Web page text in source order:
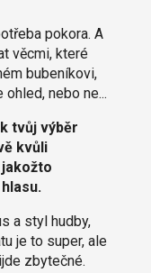
pokora. A
věcmi, které
bubeníkovi,
nebo ne...
tvůj výběr
kvůli
jakožto
a styl hudby,
je to super, ale
zbytečné.